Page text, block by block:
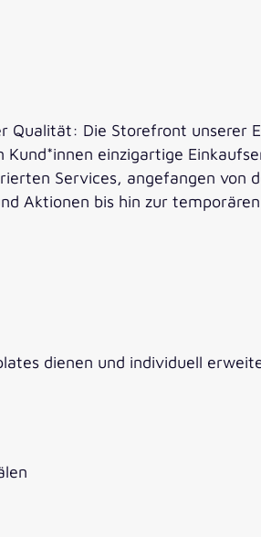
Qualität: Die Storefront unserer
einzigartige
Services, angefangen von
Aktionen bis hin zur
dienen und individuell